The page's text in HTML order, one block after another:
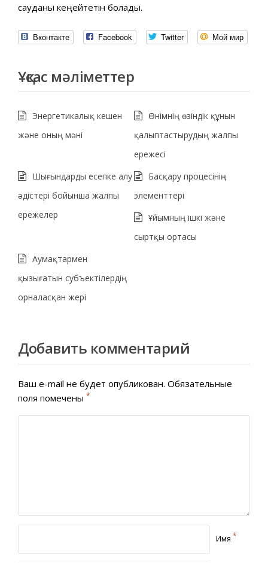
сауданы кеңейтетін болады.
Вконтакте Facebook Twitter Мой мир
Ұқсас мәліметтер
Энергетикалық кешен
және оның мәні
Өнімнің өзіндік құнын
қалыптастырудың жалпы
ережесі
Шығындарды есепке алу
әдістері бойынша жалпы
ережелер
Басқару процесінің
элементтері
Ұйымның ішкі және
сыртқы ортасы
Аумақтармен
қызығатын субъектілердің
орналасқан жері
Добавить комментарий
Ваш e-mail не будет опубликован. Обязательные
поля помечены *
Имя *